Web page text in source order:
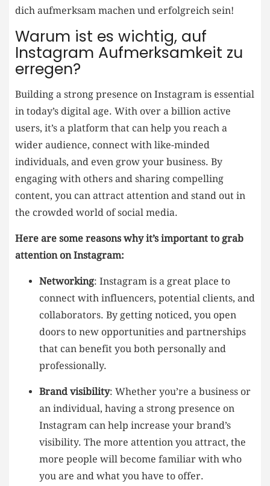
dich aufmerksam‌ machen und erfolgreich ‌sein!
Warum⁢ ist es wichtig, ⁤auf​
Instagram⁤ Aufmerksamkeit zu
erregen?
Building a⁣ strong presence​ on Instagram is essential
in today’s digital age. With over a billion⁤ active
users,‍ it’s a platform that can help you⁣ reach a
wider audience,⁣ connect with like-minded
individuals, and even grow your business. By
engaging with others and sharing compelling
content, you can attract attention and stand ‍out in
⁣the crowded⁣ world of social ‍media.
Here are some reasons why ‌it’s important to grab
⁣attention on Instagram:
Networking: Instagram is a great place ​to
⁣connect with influencers, potential clients, and
collaborators. By getting noticed, you open
doors to new opportunities and partnerships
that can benefit you ​both personally and
professionally.
Brand visibility: Whether you’re⁤ a‌ business ‍or
an‍ individual,‌ having a strong presence on
Instagram can⁢ help increase your brand’s
‌visibility. The ‍more attention you‌ attract, the
more people will ⁤become familiar ​with who
you are and what you have ​to ⁢offer.